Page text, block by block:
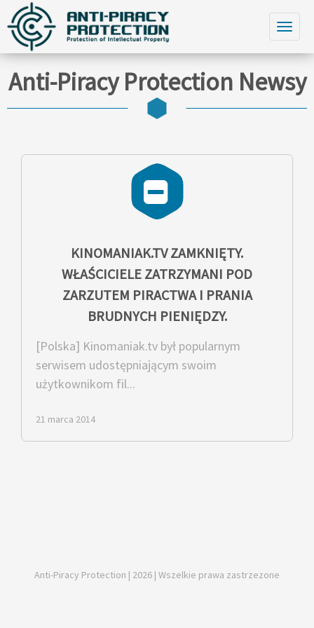
Anti-Piracy Protection Newsy
KINOMANIAK.TV ZAMKNIĘTY.
WŁAŚCICIELE ZATRZYMANI POD
ZARZUTEM PIRACTWA I PRANIA
BRUDNYCH PIENIĘDZY.
[Polska] Kinomaniak.tv był popularnym
serwisem udostępniającym swoim
użytkownikom fil...
21 marca 2014
Anti-Piracy Protection | 2026 | Wszelkie prawa zastrzezone